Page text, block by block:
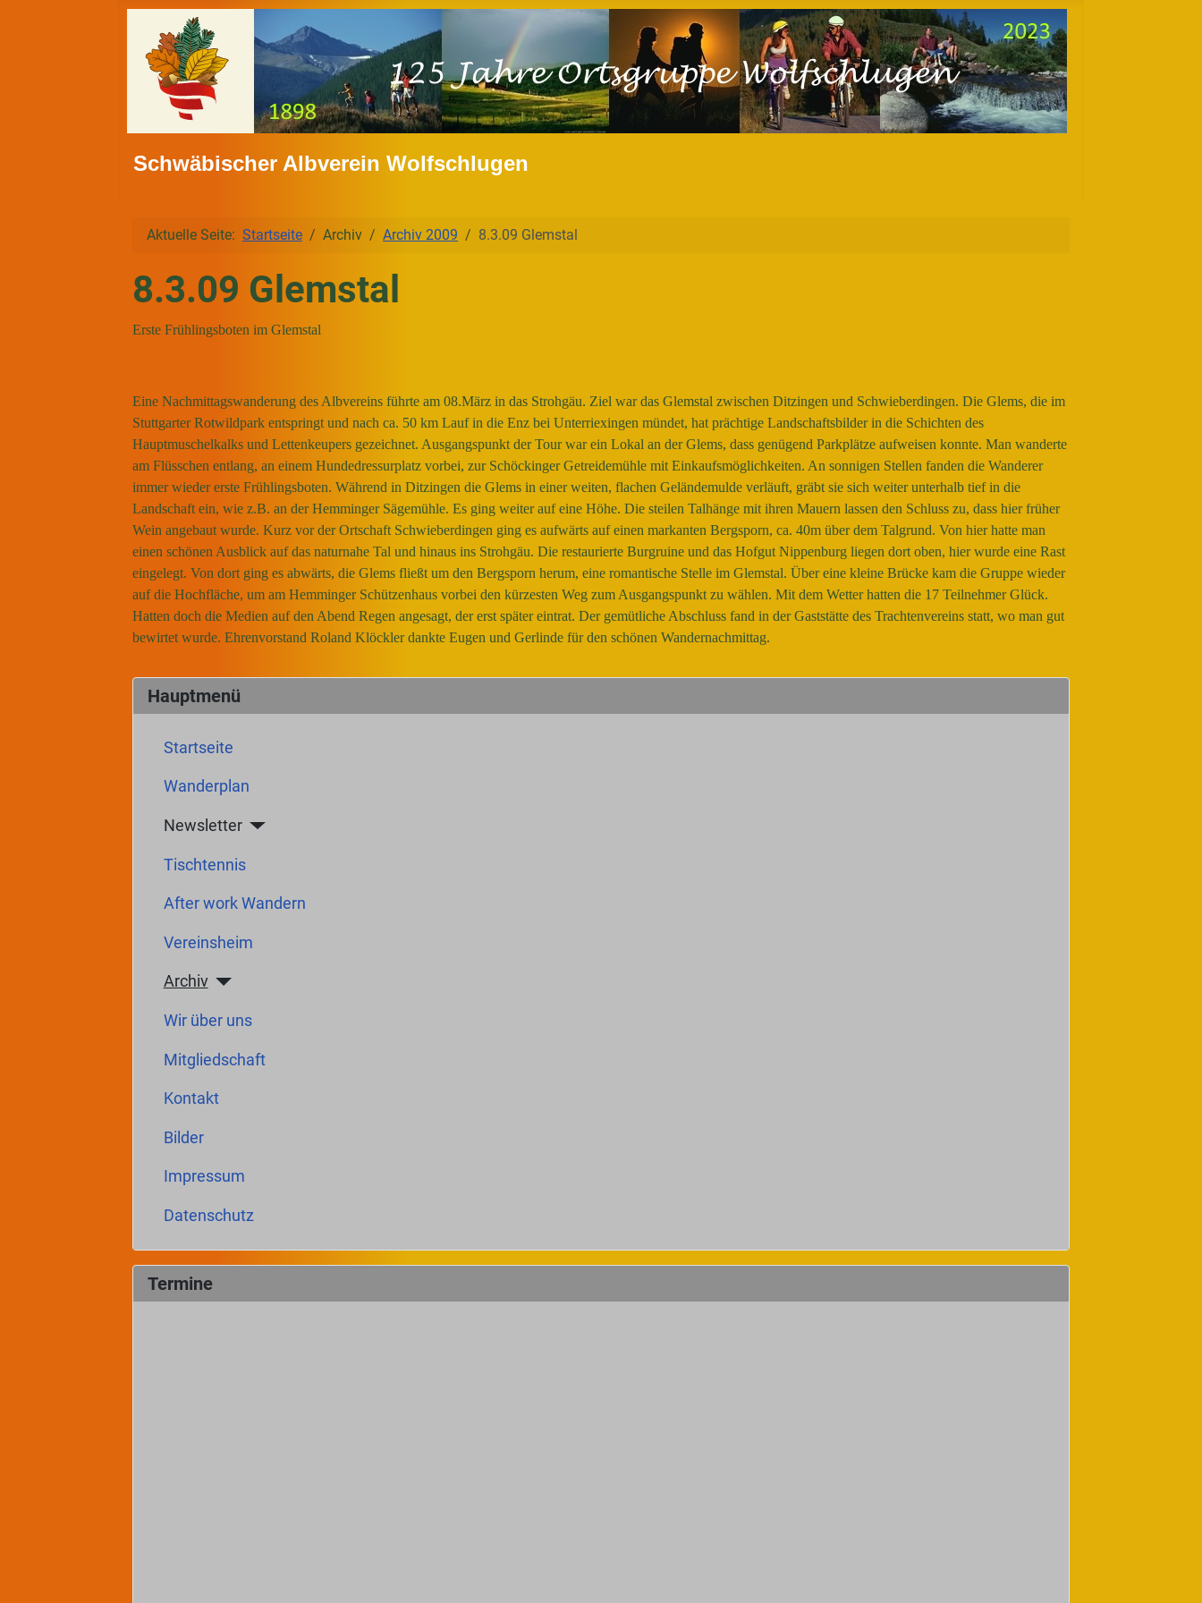
Schwäbischer Albverein Wolfschlugen
Hauptmenü
Startseite
Wanderplan
Newsletter
Tischtennis
After work Wandern
Vereinsheim
Archiv
Wir über uns
Mitgliedschaft
Kontakt
Bilder
Impressum
Datenschutz
Termine
Aktuelle Seite: Startseite Archiv Archiv 2009 8.3.09 Glemstal
8.3.09 Glemstal
Erste Frühlingsboten im Glemstal
Eine Nachmittagswanderung des Albvereins führte am 08.März in das Strohgäu. Ziel war das Glemstal zwischen Ditzingen und Schwieberdingen. Die Glems, die im
Stuttgarter Rotwildpark entspringt und nach ca. 50 km Lauf in die Enz bei Unterriexingen mündet, hat prächtige Landschaftsbilder in die Schichten des
Hauptmuschelkalks und Lettenkeupers gezeichnet. Ausgangspunkt der Tour war ein Lokal an der Glems, dass genügend Parkplätze aufweisen konnte. Man wanderte
am Flüsschen entlang, an einem Hundedressurplatz vorbei, zur Schöckinger Getreidemühle mit Einkaufsmöglichkeiten. An sonnigen Stellen fanden die Wanderer
immer wieder erste Frühlingsboten. Während in Ditzingen die Glems in einer weiten, flachen Geländemulde verläuft, gräbt sie sich weiter unterhalb tief in die
Landschaft ein, wie z.B. an der Hemminger Sägemühle. Es ging weiter auf eine Höhe. Die steilen Talhänge mit ihren Mauern lassen den Schluss zu, dass hier früher
Wein angebaut wurde. Kurz vor der Ortschaft Schwieberdingen ging es aufwärts auf einen markanten Bergsporn, ca. 40m über dem Talgrund. Von hier hatte man
einen schönen Ausblick auf das naturnahe Tal und hinaus ins Strohgäu. Die restaurierte Burgruine und das Hofgut Nippenburg liegen dort oben, hier wurde eine Rast
eingelegt. Von dort ging es abwärts, die Glems fließt um den Bergsporn herum, eine romantische Stelle im Glemstal. Über eine kleine Brücke kam die Gruppe wieder
auf die Hochfläche, um am Hemminger Schützenhaus vorbei den kürzesten Weg zum Ausgangspunkt zu wählen. Mit dem Wetter hatten die 17 Teilnehmer Glück.
Hatten doch die Medien auf den Abend Regen angesagt, der erst später eintrat. Der gemütliche Abschluss fand in der Gaststätte des Trachtenvereins statt, wo man gut
bewirtet wurde. Ehrenvorstand Roland Klöckler dankte Eugen und Gerlinde für den schönen Wandernachmittag.